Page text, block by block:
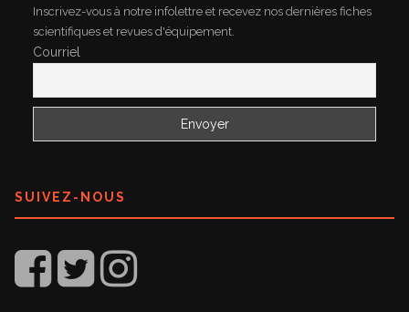
Inscrivez-vous à notre infolettre et recevez nos dernières fiches
scientifiques et revues d'équipement.
Courriel
SUIVEZ-NOUS